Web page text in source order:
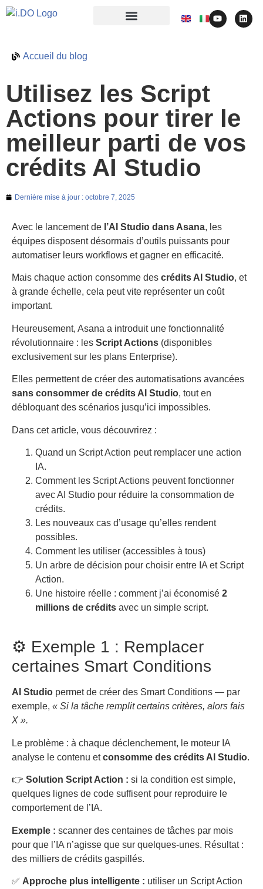
Accueil du blog
Utilisez les Script
Actions pour tirer le
meilleur parti de vos
crédits AI Studio
Dernière mise à jour : octobre 7, 2025
Avec le lancement de l’AI Studio dans Asana, les
équipes disposent désormais d’outils puissants pour
automatiser leurs workflows et gagner en efficacité.
Mais chaque action consomme des crédits AI Studio, et
à grande échelle, cela peut vite représenter un coût
important.
Heureusement, Asana a introduit une fonctionnalité
révolutionnaire : les Script Actions (disponibles
exclusivement sur les plans Enterprise).
Elles permettent de créer des automatisations avancées
sans consommer de crédits AI Studio, tout en
débloquant des scénarios jusqu’ici impossibles.
Dans cet article, vous découvrirez :
Quand un Script Action peut remplacer une action
IA.
Comment les Script Actions peuvent fonctionner
avec AI Studio pour réduire la consommation de
crédits.
Les nouveaux cas d’usage qu’elles rendent
possibles.
Comment les utiliser (accessibles à tous)
Un arbre de décision pour choisir entre IA et Script
Action.
Une histoire réelle : comment j’ai économisé 2
millions de crédits avec un simple script.
⚙️ Exemple 1 : Remplacer
certaines Smart Conditions
AI Studio permet de créer des Smart Conditions — par
exemple, « Si la tâche remplit certains critères, alors fais
X ».
Le problème : à chaque déclenchement, le moteur IA
analyse le contenu etconsomme des crédits AI Studio.
👉 Solution Script Action : si la condition est simple,
quelques lignes de code suffisent pour reproduire le
comportement de l’IA.
Exemple : scanner des centaines de tâches par mois
pour que l’IA n’agisse que sur quelques-unes. Résultat :
des milliers de crédits gaspillés.
✅ Approche plus intelligente : utiliser un Script Action